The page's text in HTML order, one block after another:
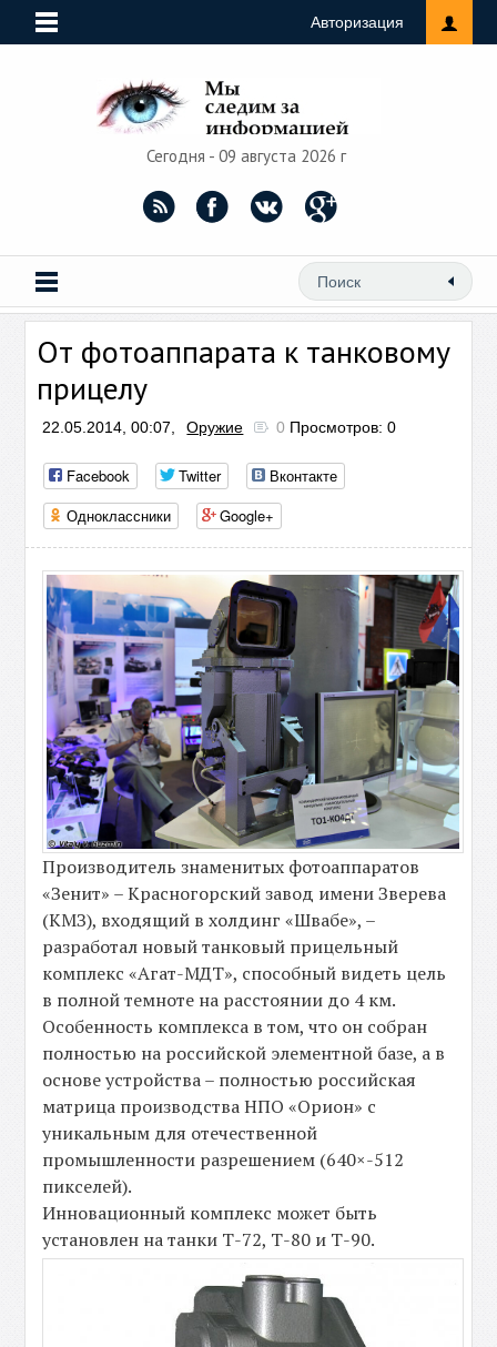
Авторизация
Сегодня - 09 августа 2026 г
От фотоаппарата к танковому
прицелу
22.05.2014, 00:07, Оружие 0 Просмотров: 0
Facebook Twitter
Вконтакте
Одноклассники
Google+
Производитель знаменитых фотоаппаратов
«Зенит» – Красногорский завод имени Зверева
(КМЗ), входящий в холдинг «Швабе», –
разработал новый танковый прицельный
комплекс «Агат-МДТ», способный видеть цель
в полной темноте на расстоянии до 4 км.
Особенность комплекса в том, что он собран
полностью на российской элементной базе, а в
основе устройства – полностью российская
матрица производства НПО «Орион» с
уникальным для отечественной
промышленности разрешением (640×-512
пикселей).
Инновационный комплекс может быть
установлен на танки Т-72, Т-80 и Т-90.